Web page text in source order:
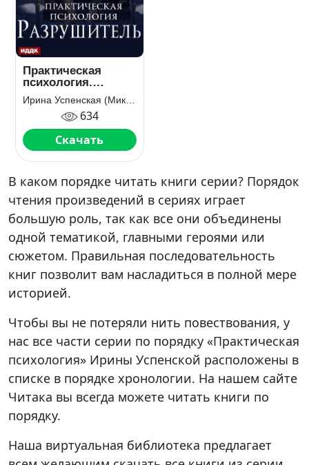
Практическая
психология.
Разрушитель
634
Скачать
В каком порядке читать книги серии? Порядок
чтения произведений в сериях играет
большую роль, так как все они объединены
одной тематикой, главными героями или
сюжетом. Правильная последовательность
книг позволит вам насладиться в полной мере
историей.
Чтобы вы не потеряли нить повествования, у
нас все части серии по порядку «Практическая
психология» Ирины Успенской расположены в
списке в порядке хронологии. На нашем сайте
Читака вы всегда можете читать книги по
порядку.
Наша виртуальная библиотека предлагает